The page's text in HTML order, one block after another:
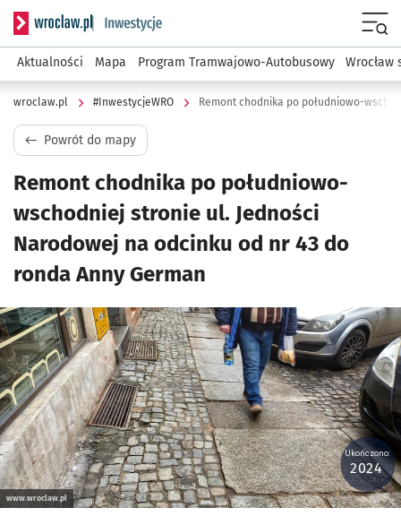
Serwis informacyjny wroclaw.pl podserwis:
Aktualności Mapa Program Tramwajowo-Autobusowy Wrocław
wroclaw.pl #InwestycjeWRO
Powrót do mapy
Remont chodnika po południowo-
wschodniej stronie ul. Jedności
Narodowej na odcinku od nr 43 do
ronda Anny German
Kliknij, aby powiększyć
www.wroclaw.pl
Ukończono:
2024